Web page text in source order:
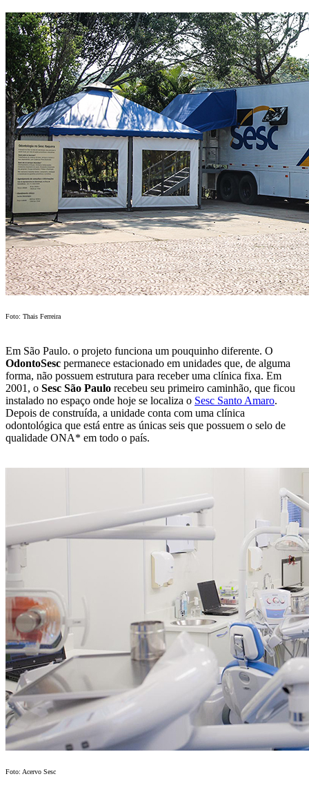
Foto: Thais Ferreira
Em São Paulo. o projeto funciona um pouquinho diferente. O
OdontoSesc permanece estacionado em unidades que, de alguma
forma, não possuem estrutura para receber uma clínica fixa. Em
2001, o Sesc São Paulo recebeu seu primeiro caminhão, que ficou
instalado no espaço onde hoje se localiza o Sesc Santo Amaro.
Depois de construída, a unidade conta com uma clínica
odontológica que está entre as únicas seis que possuem o selo de
qualidade ONA* em todo o país.
Foto: Acervo Sesc